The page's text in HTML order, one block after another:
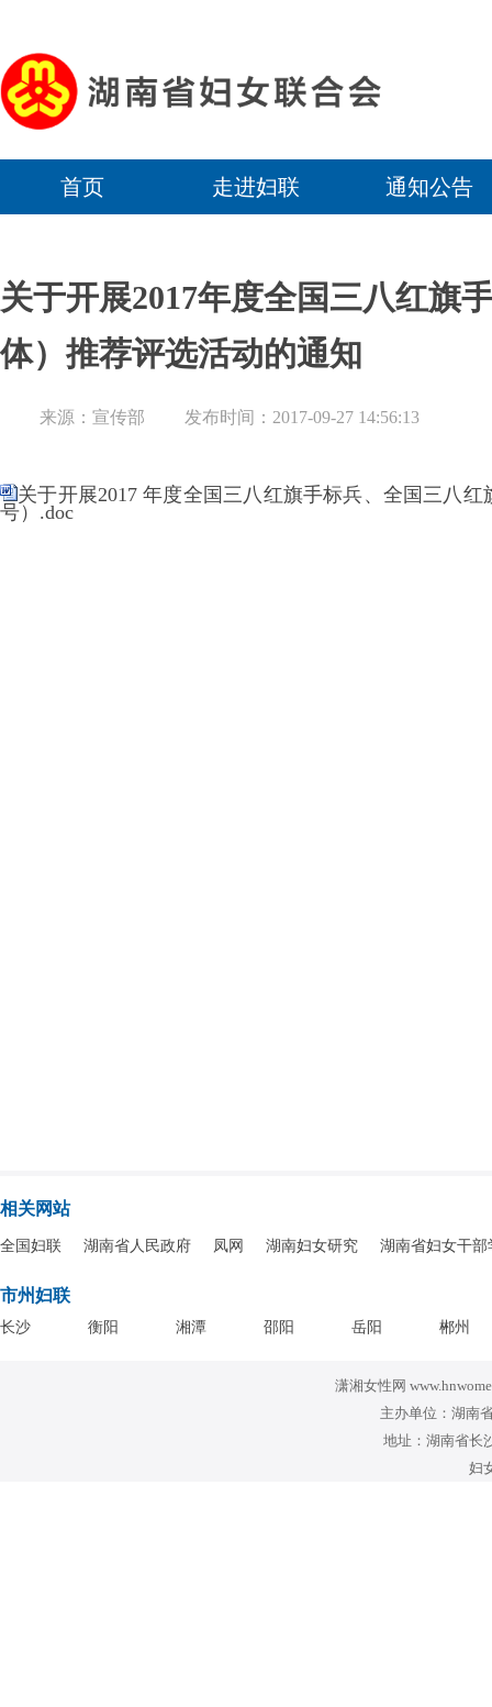
首页 走进妇联 通知公告
关于开展2017年度全国三八红旗
体）推荐评选活动的通知
来源：宣传部 发布时间：2017-09-27 14:56:13
关于开展2017 年度全国三八红旗手标兵、全国三八
号）.doc
相关网站
全国妇联 湖南省人民政府 凤网 湖南妇女研究 湖南省妇女干部
市州妇联
长沙 衡阳 湘潭 邵阳 岳阳 郴州
潇湘女性网
主办单位：湖南
地址：湖南省长
妇